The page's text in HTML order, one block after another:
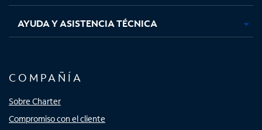
AYUDA Y ASISTENCIA TÉCNICA
COMPAÑÍA
Sobre Charter
Compromiso con el cliente